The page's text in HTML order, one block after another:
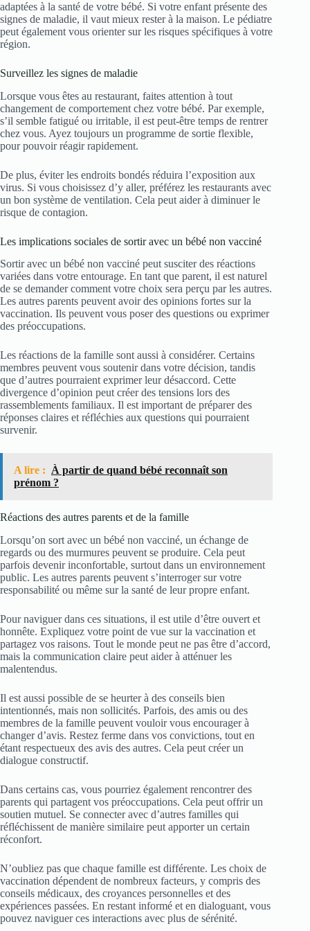
adaptées à la santé de votre bébé. Si votre enfant présente des
signes de maladie, il vaut mieux rester à la maison. Le pédiatre
peut également vous orienter sur les risques spécifiques à votre
région.
Surveillez les signes de maladie
Lorsque vous êtes au restaurant, faites attention à tout
changement de comportement chez votre bébé. Par exemple,
s’il semble fatigué ou irritable, il est peut-être temps de rentrer
chez vous. Ayez toujours un programme de sortie flexible,
pour pouvoir réagir rapidement.
De plus, éviter les endroits bondés réduira l’exposition aux
virus. Si vous choisissez d’y aller, préférez les restaurants avec
un bon système de ventilation. Cela peut aider à diminuer le
risque de contagion.
Les implications sociales de sortir avec un bébé non vacciné
Sortir avec un bébé non vacciné peut susciter des réactions
variées dans votre entourage. En tant que parent, il est naturel
de se demander comment votre choix sera perçu par les autres.
Les autres parents peuvent avoir des opinions fortes sur la
vaccination. Ils peuvent vous poser des questions ou exprimer
des préoccupations.
Les réactions de la famille sont aussi à considérer. Certains
membres peuvent vous soutenir dans votre décision, tandis
que d’autres pourraient exprimer leur désaccord. Cette
divergence d’opinion peut créer des tensions lors des
rassemblements familiaux. Il est important de préparer des
réponses claires et réfléchies aux questions qui pourraient
survenir.
A lire : À partir de quand bébé reconnaît son
prénom ?
Réactions des autres parents et de la famille
Lorsqu’on sort avec un bébé non vacciné, un échange de
regards ou des murmures peuvent se produire. Cela peut
parfois devenir inconfortable, surtout dans un environnement
public. Les autres parents peuvent s’interroger sur votre
responsabilité ou même sur la santé de leur propre enfant.
Pour naviguer dans ces situations, il est utile d’être ouvert et
honnête. Expliquez votre point de vue sur la vaccination et
partagez vos raisons. Tout le monde peut ne pas être d’accord,
mais la communication claire peut aider à atténuer les
malentendus.
Il est aussi possible de se heurter à des conseils bien
intentionnés, mais non sollicités. Parfois, des amis ou des
membres de la famille peuvent vouloir vous encourager à
changer d’avis. Restez ferme dans vos convictions, tout en
étant respectueux des avis des autres. Cela peut créer un
dialogue constructif.
Dans certains cas, vous pourriez également rencontrer des
parents qui partagent vos préoccupations. Cela peut offrir un
soutien mutuel. Se connecter avec d’autres familles qui
réfléchissent de manière similaire peut apporter un certain
réconfort.
N’oubliez pas que chaque famille est différente. Les choix de
vaccination dépendent de nombreux facteurs, y compris des
conseils médicaux, des croyances personnelles et des
expériences passées. En restant informé et en dialoguant, vous
pouvez naviguer ces interactions avec plus de sérénité.